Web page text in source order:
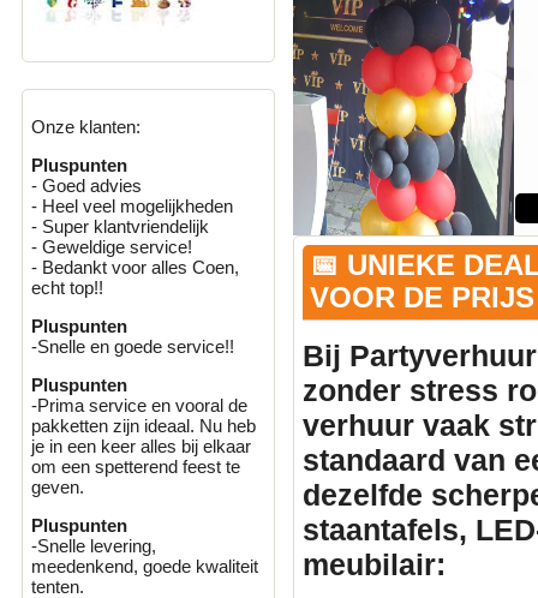
Onze klanten:
Pluspunten
- Goed advies
- Heel veel mogelijkheden
- Super klantvriendelijk
- Geweldige service!
- Bedankt voor alles Coen,
echt top!!
Pluspunten
-Snelle en goede service!!
Pluspunten
-Prima service en vooral de
pakketten zijn ideaal. Nu heb
je in een keer alles bij elkaar
om een spetterend feest te
geven.
Pluspunten
-Snelle levering,
meedenkend, goede kwaliteit
tenten.
📅 UNIEKE
VOOR DE
Bij
zonder stress
verhuur vaak
standaard van
dezelfde
staantafels,
meubilair: